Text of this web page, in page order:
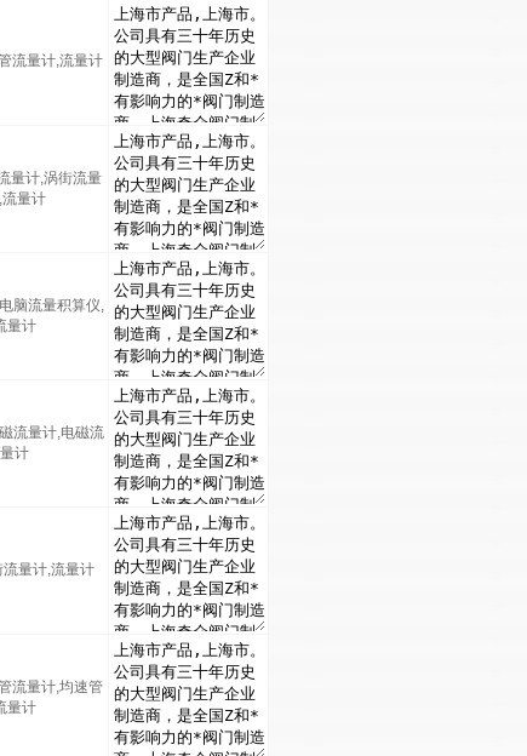
流量计,流量计
量计,涡街流量
量计
脑流量积算仪,
量计
流量计,电磁流
量计
流量计,流量计
流量计,均速管
量计